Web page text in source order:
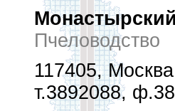
Пчеловодство
117405,
т.3892088,